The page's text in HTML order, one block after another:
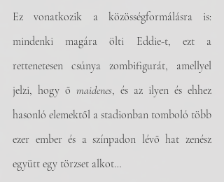
Ez vonatkozik a közösségformálásra is:
mindenki magára ölti Eddie-t, ezt a
rettenetesen csúnya zombifigurát, amellyel
jelzi, hogy ő maidenes, és az ilyen és ehhez
hasonló elemektől a stadionban tomboló több
ezer ember és a színpadon lévő hat zenész
együtt egy törzset alkot…